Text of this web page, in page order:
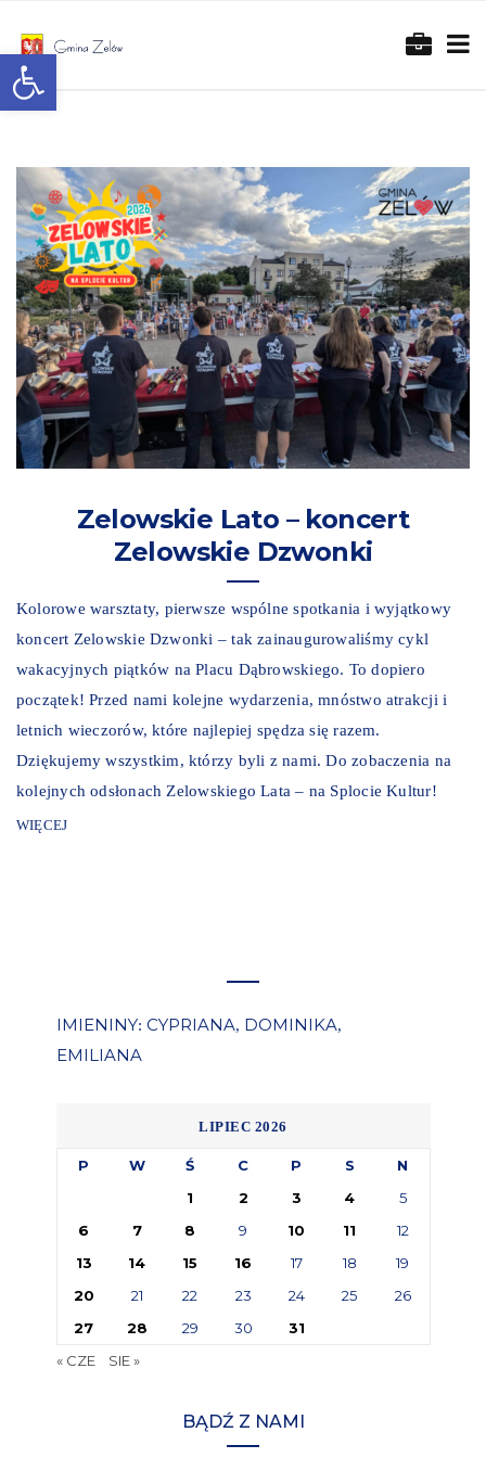
Otwórz pasek narzędzi
Zelowskie Lato – koncert
Zelowskie Dzwonki
Kolorowe warsztaty, pierwsze wspólne spotkania i wyjątkowy
koncert Zelowskie Dzwonki – tak zainaugurowaliśmy cykl
wakacyjnych piątków na Placu Dąbrowskiego. To dopiero
początek! Przed nami kolejne wydarzenia, mnóstwo atrakcji i
letnich wieczorów, które najlepiej spędza się razem.
Dziękujemy wszystkim, którzy byli z nami. Do zobaczenia na
kolejnych odsłonach Zelowskiego Lata – na Splocie Kultur!
WIĘCEJ
IMIENINY: CYPRIANA, DOMINIKA,
EMILIANA
LIPIEC 2026
P W Ś C P S
N
1
2 3 4
5
6
7 8 9 10 11
12
13
14 15 16 17 18
19
20
21 22 23 24 25
26
27
28 29 30
31
« CZE
SIE »
BĄDŹ Z NAMI